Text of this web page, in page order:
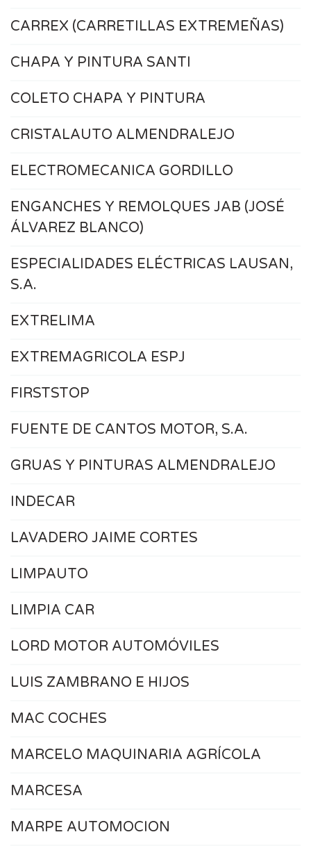
CARREX (CARRETILLAS EXTREMEÑAS)
CHAPA Y PINTURA SANTI
COLETO CHAPA Y PINTURA
CRISTALAUTO ALMENDRALEJO
ELECTROMECANICA GORDILLO
ENGANCHES Y REMOLQUES JAB (JOSÉ
ÁLVAREZ BLANCO)
ESPECIALIDADES ELÉCTRICAS LAUSAN,
S.A.
EXTRELIMA
EXTREMAGRICOLA ESPJ
FIRSTSTOP
FUENTE DE CANTOS MOTOR, S.A.
GRUAS Y PINTURAS ALMENDRALEJO
INDECAR
LAVADERO JAIME CORTES
LIMPAUTO
LIMPIA CAR
LORD MOTOR AUTOMÓVILES
LUIS ZAMBRANO E HIJOS
MAC COCHES
MARCELO MAQUINARIA AGRÍCOLA
MARCESA
MARPE AUTOMOCION